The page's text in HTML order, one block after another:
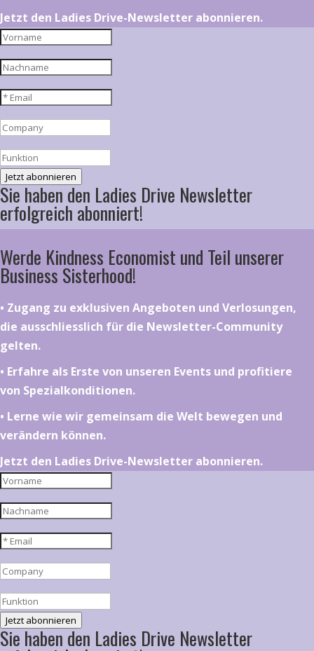
Jetzt den Ladies Drive-Newsletter abonnieren.
Jetzt abonnieren
Sie haben den Ladies Drive Newsletter
erfolgreich abonniert!
Werde Kindness Economist und Teil unserer
Business Sisterhood!
•⁠ ⁠⁠Zugang zu exklusiven Angeboten und Verlosungen,
die ausschliesslich für die Newsletter-Community
gelten.
•⁠ ⁠⁠Erfahre als Erste von unseren Events und profitiere
von Spezialkonditionen.
•⁠ ⁠⁠Lerne wie wir gemeinsam die Welt bewegen und
verändern können.
Jetzt den Ladies Drive-Newsletter abonnieren.
Jetzt abonnieren
Sie haben den Ladies Drive Newsletter